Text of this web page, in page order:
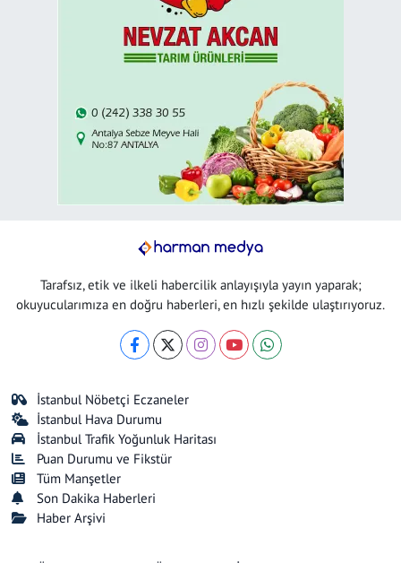
Tarafsız, etik ve ilkeli habercilik anlayışıyla yayın yaparak;
okuyucularımıza en doğru haberleri, en hızlı şekilde ulaştırıyoruz.
İstanbul Nöbetçi Eczaneler
İstanbul Hava Durumu
İstanbul Trafik Yoğunluk Haritası
Puan Durumu ve Fikstür
Tüm Manşetler
Son Dakika Haberleri
Haber Arşivi